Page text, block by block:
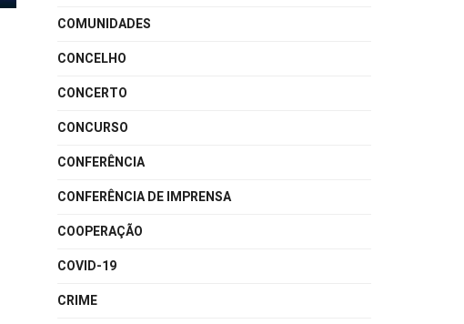
COMUNIDADES
CONCELHO
CONCERTO
CONCURSO
CONFERÊNCIA
CONFERÊNCIA DE IMPRENSA
COOPERAÇÃO
COVID-19
CRIME